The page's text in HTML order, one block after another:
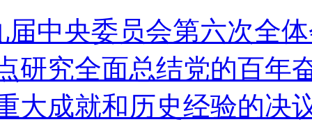
中央委员会第六次全
研究全面总结党的百年
大成就和历史经验的决